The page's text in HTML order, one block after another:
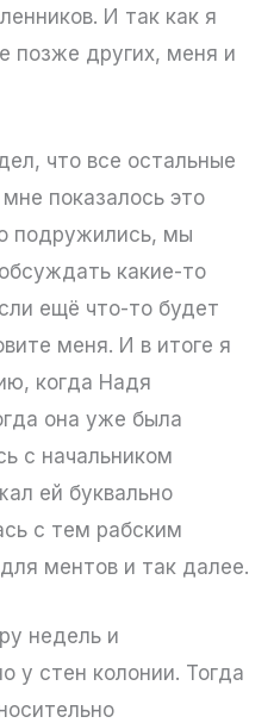
И так как я
позже других, меня и
что все остальные
показалось это
подружились, мы
какие-то
ещё что-то будет
меня. И в итоге я
когда Надя
она уже была
с начальником
ей буквально
с тем рабским
ментов и так далее.
недель и
у стен колонии. Тогда